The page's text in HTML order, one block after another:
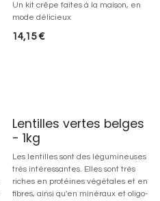
Un kit crêpe faites à la maison, en
mode délicieux
14,15€
Lentilles vertes belges
- 1kg
Les lentilles sont des légumineuses
très intéressantes. Elles sont très
riches en protéines végétales et en
fibres, ainsi qu'en minéraux et oligo-